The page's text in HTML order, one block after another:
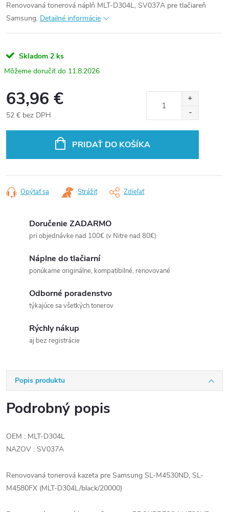
Renovovaná tonerová náplň MLT-D304L, SV037A pre tlačiareň
Samsung. Detailné informácie
Skladom 2 ks
11.8.2026
63,96 €
52 € bez DPH
PRIDAŤ DO KOŠÍKA
Opýtať sa Strážiť Zdieľať
Doručenie ZADARMO
pri objednávke nad 100€ (v Nitre nad 80€)
Náplne do tlačiarní
ponúkame originálne, kompatibilné, renovované
Odborné poradenstvo
týkajúce sa všetkých tonerov
Rýchly nákup
aj bez registrácie
Popis produktu
Podrobný popis
OEM : MLT-D304L
NAZOV : SV037A
Renovovaná tonerová kazeta pre Samsung SL-M4530ND, SL-
M4580FX (MLT-D304L/black/20000)